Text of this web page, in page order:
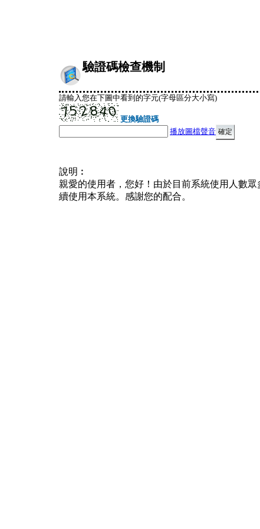
驗證碼檢查機制
請輸入您在下圖中看到的字元(字母區分大小寫)
更換驗證碼
播放圖檔聲音
說明︰
親愛的使用者，您好！由於目前系統使用人數
續使用本系統。感謝您的配合。